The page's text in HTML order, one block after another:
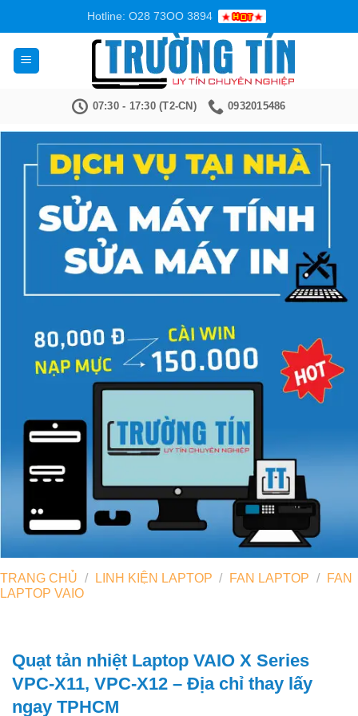
nội
dung
Hotline: O28 73OO 3894
07:30 - 17:30 (T2-CN) 0932015486
TRANG CHỦ / LINH KIỆN LAPTOP / FAN LAPTOP /
FAN
LAPTOP VAIO
Quạt tản nhiệt Laptop VAIO X Series
VPC-X11, VPC-X12 – Địa chỉ thay lấy
ngay TPHCM